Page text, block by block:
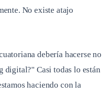
No existe atajo
debería hacerse no
digital?" Casi todas lo están
haciendo con la